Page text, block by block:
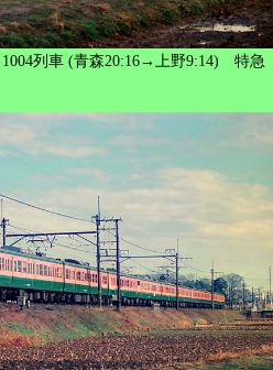
列車 (青森20:16→上野9:14) 特急